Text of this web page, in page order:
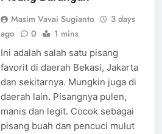
Masim Vavai Sugianto
3 days
ago
0 1 mins
Ini adalah salah satu pisang
favorit di daerah Bekasi, Jakarta
dan sekitarnya. Mungkin juga di
daerah lain. Pisangnya pulen,
manis dan legit. Cocok sebagai
pisang buah dan pencuci mulut